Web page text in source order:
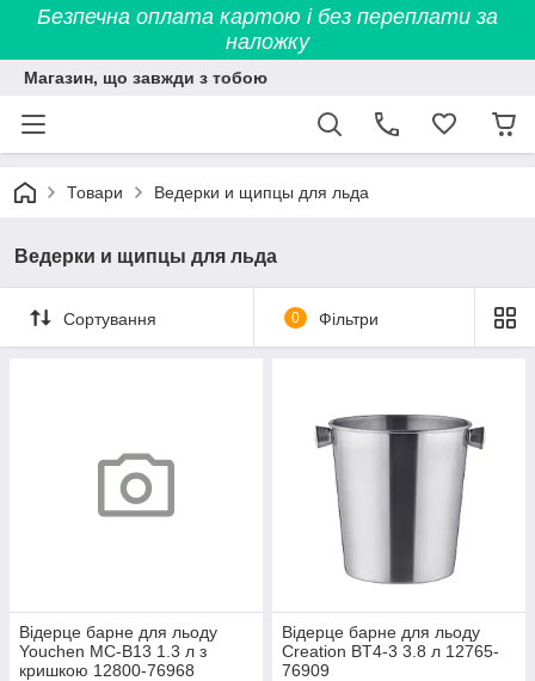
Безпечна оплата картою і без переплати за
наложку
Магазин, що завжди з тобою
Товари Ведерки и щипцы для льда
Ведерки и щипцы для льда
Сортування 0 Фільтри
Відерце барне для льоду
Youchen MC-B13 1.3 л з
кришкою 12800-76968
Відерце барне для льоду
Creation BT4-3 3.8 л 12765-
76909